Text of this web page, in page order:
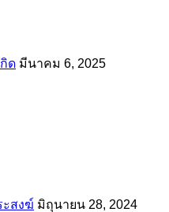
ด มีนาคม 6, 2025
สงฆ์ มิถุนายน 28, 2024